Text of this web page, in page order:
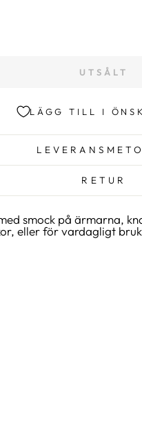
UTSÅLT
LÄGG TILL I
RETUR
smock på ärmarna,
eller för vardagligt